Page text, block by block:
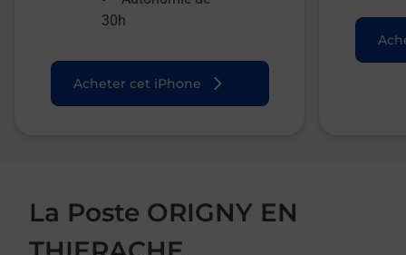
30h
Acheter cet iPhone
La Poste ORIGNY EN